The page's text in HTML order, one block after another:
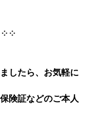
༶ ༶
したら、お気軽に
険証などのご本人